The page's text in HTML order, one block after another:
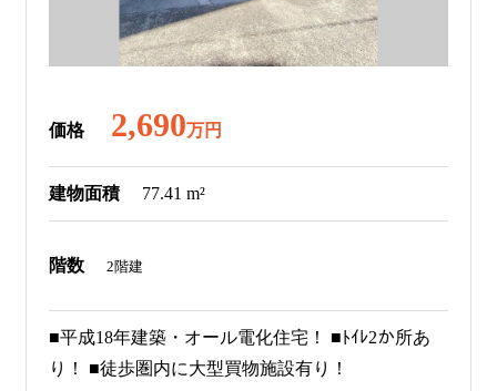
価格 2,690万円
建物面積 77.41 m²
階数 2階建
■平成18年建築・オール電化住宅！ ■ﾄｲﾚ2か所あ
り！ ■徒歩圏内に大型買物施設有り！